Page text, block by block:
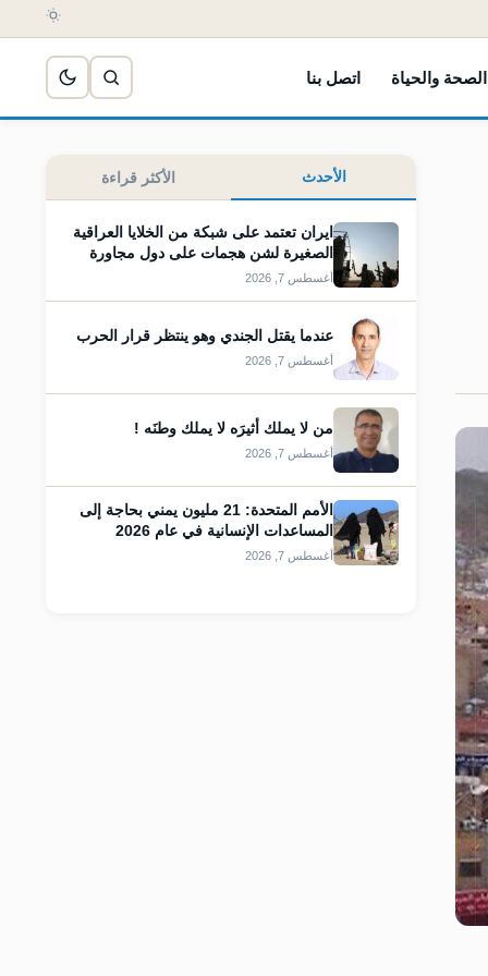
الصحة والحياة اتصل بنا
الأحدث الأكثر قراءة
ايران تعتمد على شبكة من الخلايا العراقية
الصغيرة لشن هجمات على دول مجاورة
أغسطس 7, 2026
عندما يقتل الجندي وهو ينتظر قرار الحرب
أغسطس 7, 2026
من لا يملك أثيرَه لا يملك وطنَه !
أغسطس 7, 2026
الأمم المتحدة: 21 مليون يمني بحاجة إلى
المساعدات الإنسانية في عام 2026
أغسطس 7, 2026